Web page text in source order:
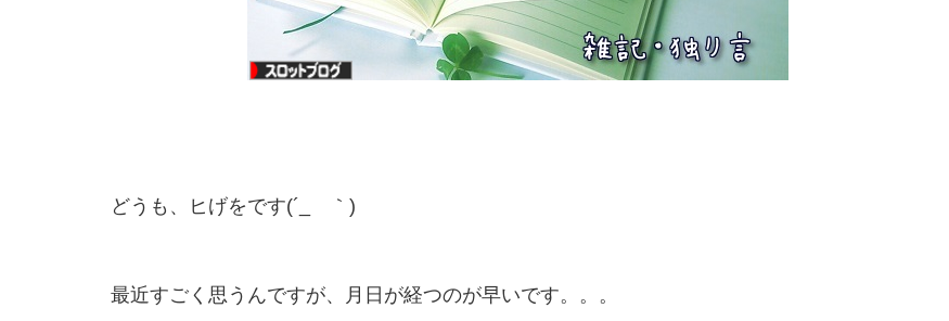
どうも、ヒげをです(´_ゝ｀)
最近すごく思うんですが、月日が経つのが早いです。。。